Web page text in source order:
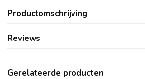
Productomschrijving
Reviews
Gerelateerde producten